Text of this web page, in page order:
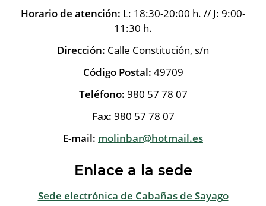
Horario de atención: L: 18:30-20:00 h. // J: 9:00-
11:30 h.
Dirección: Calle Constitución, s/n
Código Postal: 49709
Teléfono: 980 57 78 07
Fax: 980 57 78 07
E-mail: molinbar@hotmail.es
Enlace a la sede
Sede electrónica de Cabañas de Sayago